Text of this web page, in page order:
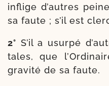
inflige d’autres
sa faute ; s’il est
2° S’il a usur­pé
tales, que
gra­vi­té de sa faute.